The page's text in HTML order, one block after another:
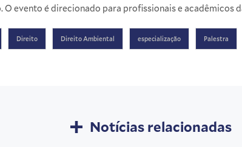
evento é direcionado para profissionais e acadêmicos
Direito Direito Ambiental especialização Palestra
Notícias relacionadas